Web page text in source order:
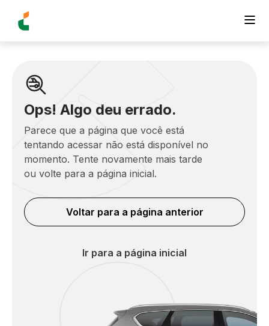
Ops! Algo deu errado.
Parece que a página que você está
tentando acessar não está disponível no
momento. Tente novamente mais tarde
ou volte para a página inicial.
Voltar para a página anterior
Ir para a página inicial